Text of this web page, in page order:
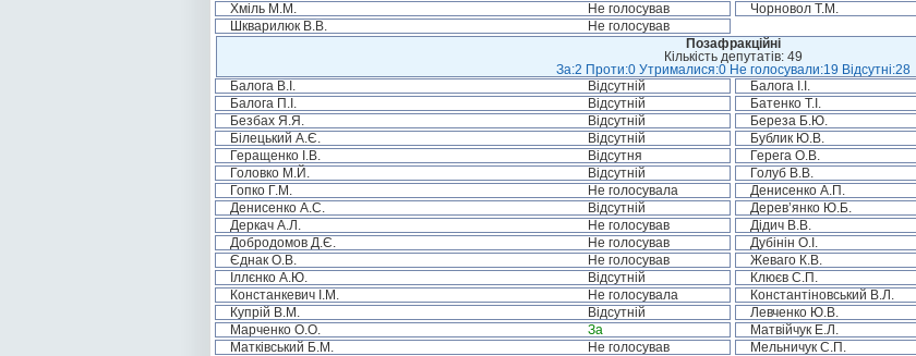
Хміль М.М.
Не голосував Чорновол Т.М.
Шкварилюк В.В.
Не голосував
Позафракційні
Кількість депутатів: 49
За:2 Проти:0 Утрималися:0 Не голосували:19 Відсутні:28
Балога В.І.
Відсутній Балога І.І.
Балога П.І.
Відсутній Батенко Т.І.
Безбах Я.Я.
Відсутній Береза Б.Ю.
Білецький А.Є.
Відсутній Бублик Ю.В.
Геращенко І.В.
Відсутня Герега О.В.
Головко М.Й.
Відсутній Голуб В.В.
Гопко Г.М.
Не голосувала Денисенко А.П.
Денисенко А.С.
Відсутній Дерев’янко Ю.Б.
Деркач А.Л.
Не голосував Дідич В.В.
Добродомов Д.Є.
Не голосував Дубінін О.І.
Єднак О.В.
Не голосував Жеваго К.В.
Іллєнко А.Ю.
Відсутній Клюєв С.П.
Констанкевич І.М.
Не голосувала Константіновський В.Л.
Купрій В.М.
Відсутній Левченко Ю.В.
Марченко О.О.
За Матвійчук Е.Л.
Матківський Б.М.
Не голосував Мельничук С.П.